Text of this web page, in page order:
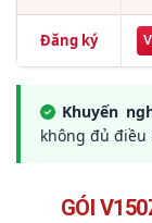
Đăng ký
Khuyến
không đủ điều
GÓI